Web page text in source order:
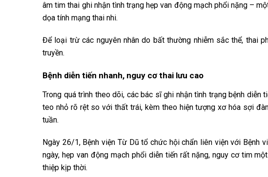
âm tim thai ghi nhận tình trạng hẹp van động mạch phổi nặng –
dọa tính mạng thai nhi.
Để loại trừ các nguyên nhân do bất thường nhiễm sắc thể, thai
truyền.
Bệnh diễn tiến nhanh, nguy cơ thai lưu cao
Trong quá trình theo dõi, các bác sĩ ghi nhận tình trạng bệnh diễn
teo nhỏ rõ rệt so với thất trái, kèm theo hiện tượng xơ hóa sợi
tuần.
Ngày 26/1, Bệnh viện Từ Dũ tổ chức hội chẩn liên viện với Bệnh
ngày, hẹp van động mạch phổi diễn tiến rất nặng, nguy cơ tim
thiệp kịp thời.